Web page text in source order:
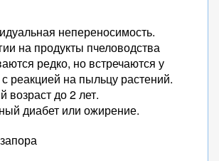
непереносимость.
на продукты пчеловодства
редко, но встречаются у
реакцией на пыльцу растений.
возраст до 2 лет.
диабет или ожирение.